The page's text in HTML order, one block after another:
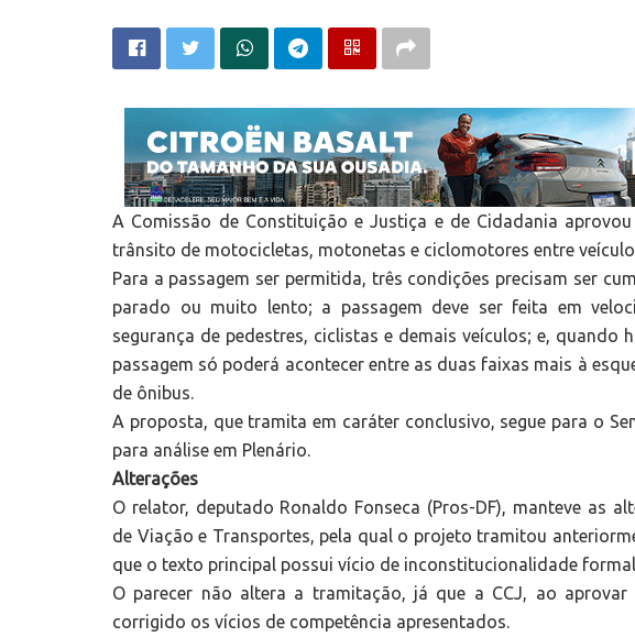
A Comissão de Constituição e Justiça e de Cidadania
trânsito de motocicletas, motonetas e ciclomotores entre
Para a passagem ser permitida, três condições precisam ser
parado ou muito lento; a passagem deve ser feita em
segurança de pedestres, ciclistas e demais veículos; e, quando
passagem só poderá acontecer entre as duas faixas mais à
de ônibus.
A proposta, que tramita em caráter conclusivo, segue para o
para análise em Plenário.
Alterações
O relator, deputado Ronaldo Fonseca (Pros-DF), manteve as
de Viação e Transportes, pela qual o projeto tramitou
que o texto principal possui vício de inconstitucionalidade
O parecer não altera a tramitação, já que a CCJ, ao
corrigido os vícios de competência apresentados.